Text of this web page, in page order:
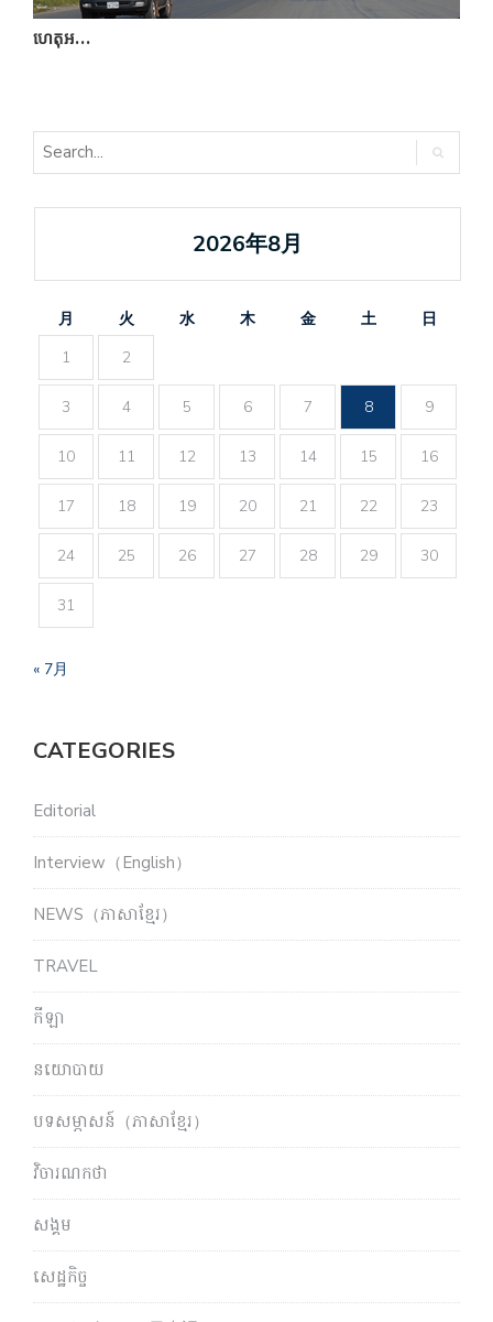
ហេតុអ…
2026年8月
月 火 水 木 金 土
日
1
2
3 4 5 6 7 8 9
10 11 12 13 14 15 16
17 18 19 20 21 22 23
24 25 26 27 28 29 30
31
« 7月
CATEGORIES
Editorial
Interview（English）
NEWS（ភាសាខ្មែរ）
TRAVEL
កីឡា
នយោបាយ
បទសម្ភាសន៍（ភាសាខ្មែរ）
វិចារណកថា
សង្គម
សេដ្ឋកិច្ច